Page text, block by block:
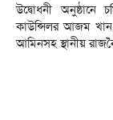
উদ্বোধনী
কাউন্সিলর আজম
আমিনসহ স্থানীয়